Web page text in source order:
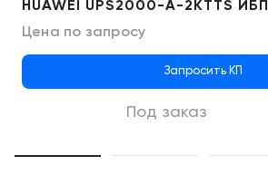
HUAWEI UPS2000-A-2KTTS ИБП
Цена по запросу
Запросить КП
Под заказ